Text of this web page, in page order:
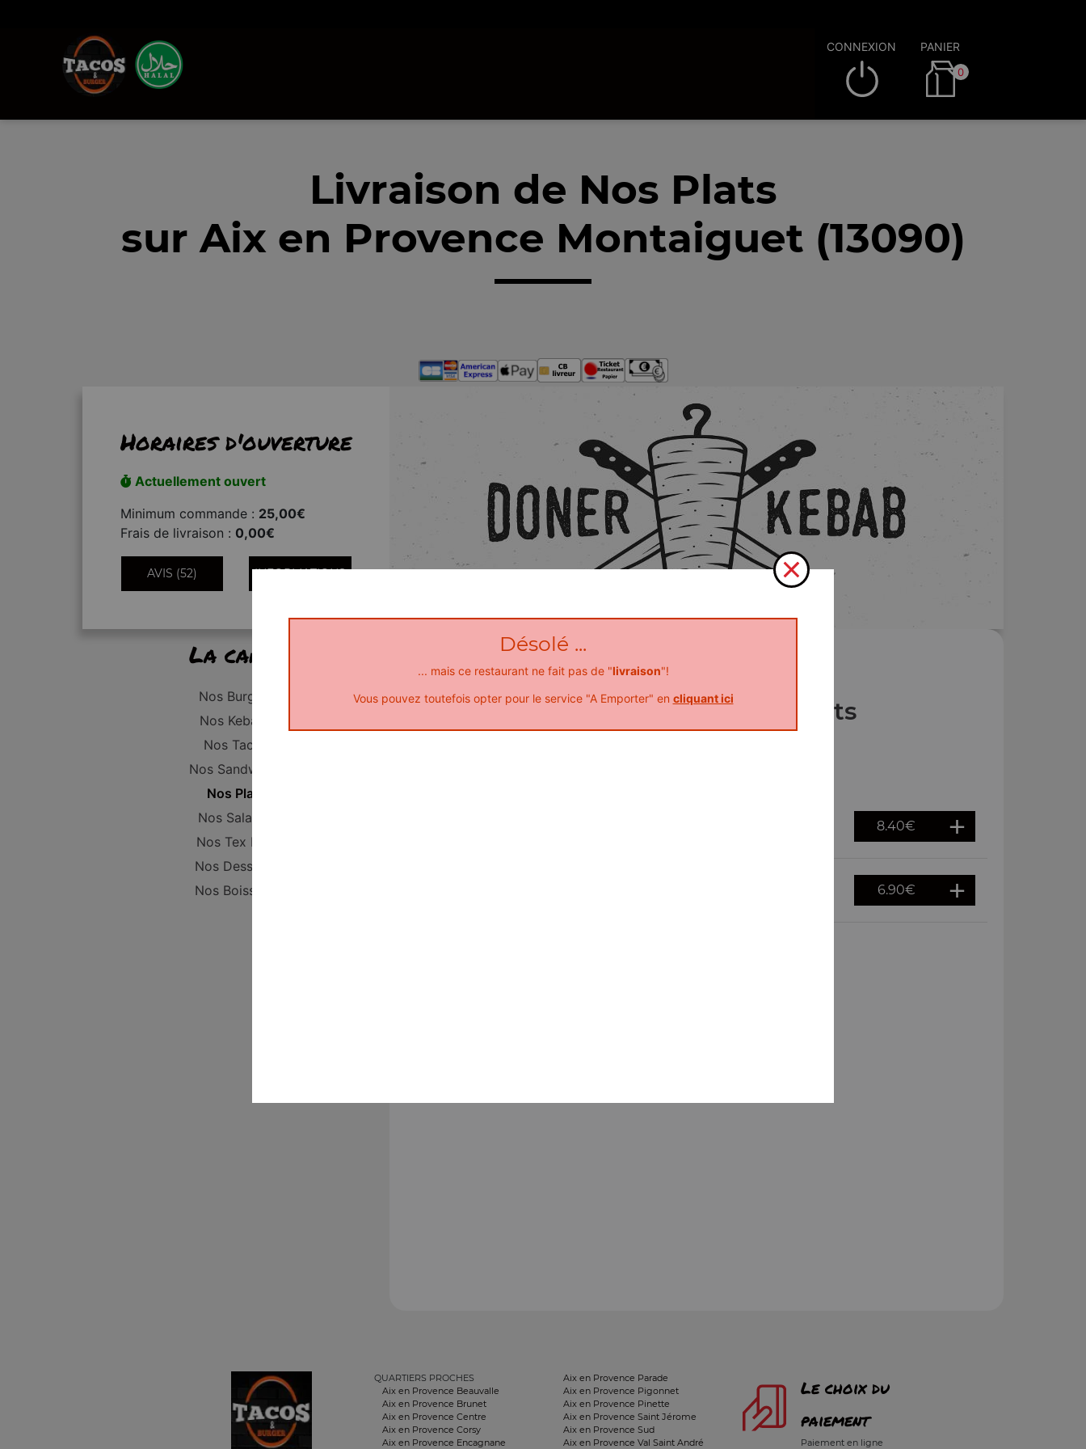
CONNEXION PANIER
0
Livraison de Nos Plats
sur Aix en Provence Montaiguet (13090)
Horaires d'ouverture
Actuellement ouvert
Minimum commande : 25,00€
Frais de livraison : 0,00€
AVIS (52) INFORMATIONS
La carte
Nos Burgers
Nos Kebabs
Nos Tacos
Nos Sandwichs
Nos Plats
Nos Salades
Nos Tex Mex
Nos Desserts
Nos Boissons
Nos Plats
8.40€
6.90€
QUARTIERS PROCHES
Aix en Provence Beauvalle
Aix en Provence Brunet
Aix en Provence Centre
Aix en Provence Corsy
Aix en Provence Encagnane
Aix en Provence Parade
Aix en Provence Pigonnet
Aix en Provence Pinette
Aix en Provence Saint Jérome
Aix en Provence Sud
Aix en Provence Val Saint André
Le choix du
paiement
Paiement en ligne
Désolé ...
... mais ce restaurant ne fait pas de "livraison"!
Vous pouvez toutefois opter pour le service "A Emporter" en cliquant ici